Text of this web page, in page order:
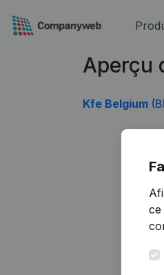
Aperçu
Kfe Belgium
ce